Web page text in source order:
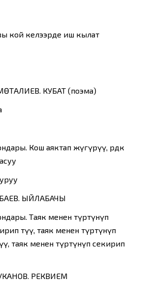
кой келээрде иш кылат
КУБАТ (поэма)
Кош аяктап жүгүрүү, өрдөк
ЫЙЛАБАЧЫ
Таяк менен түртүнүп
өтүү, таяк менен түртүнүп
таяк менен түртүнүп секирип
РЕКВИЕМ